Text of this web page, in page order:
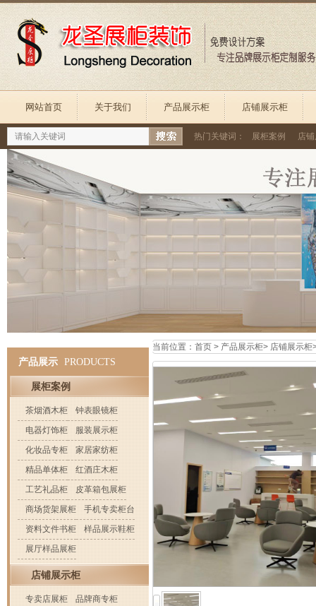
网站首页 关于我们 产品展示柜 店铺展示柜
热门关键词： 展柜案例 店
产品展示 PRODUCTS
展柜案例
茶烟酒木柜
钟表眼镜柜
电器灯饰柜
服装展示柜
化妆品专柜
家居家纺柜
精品单体柜
红酒庄木柜
工艺礼品柜
皮革箱包展柜
商场货架展柜
手机专卖柜台
资料文件书柜
样品展示鞋柜
展厅样品展柜
店铺展示柜
专卖店展柜 品牌商专柜
当前位置： 首页 > 产品展示柜> 店铺展示柜